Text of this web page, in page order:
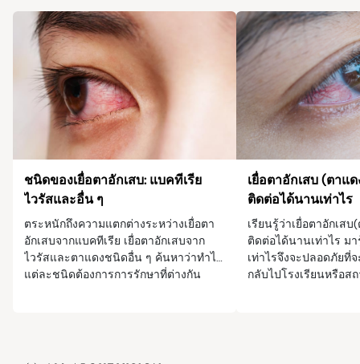
ชนิดของเยื่อตาอักเสบ: แบคทีเรีย
ไวรัสและอื่น ๆ
ตระหนักถึงความแตกต่างระหว่างเยื่อตา
อักเสบจากแบคทีเรีย เยื่อตาอักเสบจาก
ไวรัสและตาแดงชนิดอื่น ๆ ค้นหาว่าทำไม
แต่ละชนิดต้องการการรักษาที่ต่างกัน
เยื่อตาอักเสบ (ตาแ
ติดต่อได้นานเท่าไร
เรียนรู้ว่าเยื่อตาอักเส
ติดต่อได้นานเท่าไร ม
เท่าไรจึงจะปลอดภัยที่
กลับไปโรงเรียนหรือส